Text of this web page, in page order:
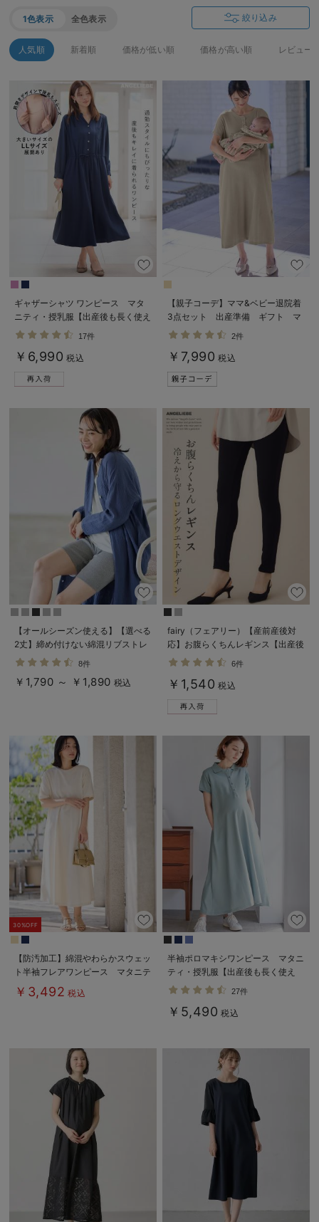
1色表示 全色表示 絞り込み
人気順 新着順 価格が低い順 価格が高い順 レビュー
ギャザーシャツ ワンピース マタ
ニティ・授乳服【出産後も長く使え
る】
17件
￥6,990 税込
【親子コーデ】ママ&ベビー退院着
3点セット 出産準備 ギフト マ
タニティ・産後【出産後も長く使え
2件
￥7,990 税込
【オールシーズン使える】【選べる
2丈】締め付けない綿混リブストレ
ートレギンス【産後まで長く使え
8件
￥1,790 ～ ￥1,890 税込
fairy（フェアリー）【産前産後対
応】お腹らくちんレギンス【出産後
も長く使える】
6件
￥1,540 税込
30%OFF
【防汚加工】綿混やわらかスウェッ
ト半袖フレアワンピース マタニテ
ィ・産後【出産後も長く使える】
￥3,492 税込
半袖ポロマキシワンピース マタニ
ティ・授乳服【出産後も長く使え
る】
27件
￥5,490 税込